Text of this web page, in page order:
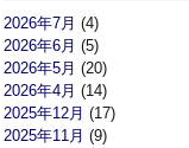
2026年7月 (4)
2026年6月 (5)
2026年5月 (20)
2026年4月 (14)
2025年12月 (17)
2025年11月 (9)